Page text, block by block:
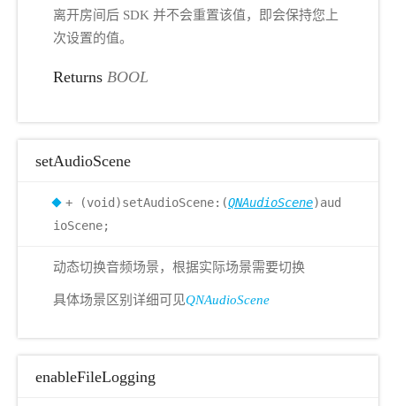
离开房间后 SDK 并不会重置该值，即会保持您上
次设置的值。
Returns BOOL
setAudioScene
+ (void)setAudioScene:(QNAudioScene)aud
ioScene;
动态切换音频场景，根据实际场景需要切换
具体场景区别详细可见QNAudioScene
enableFileLogging